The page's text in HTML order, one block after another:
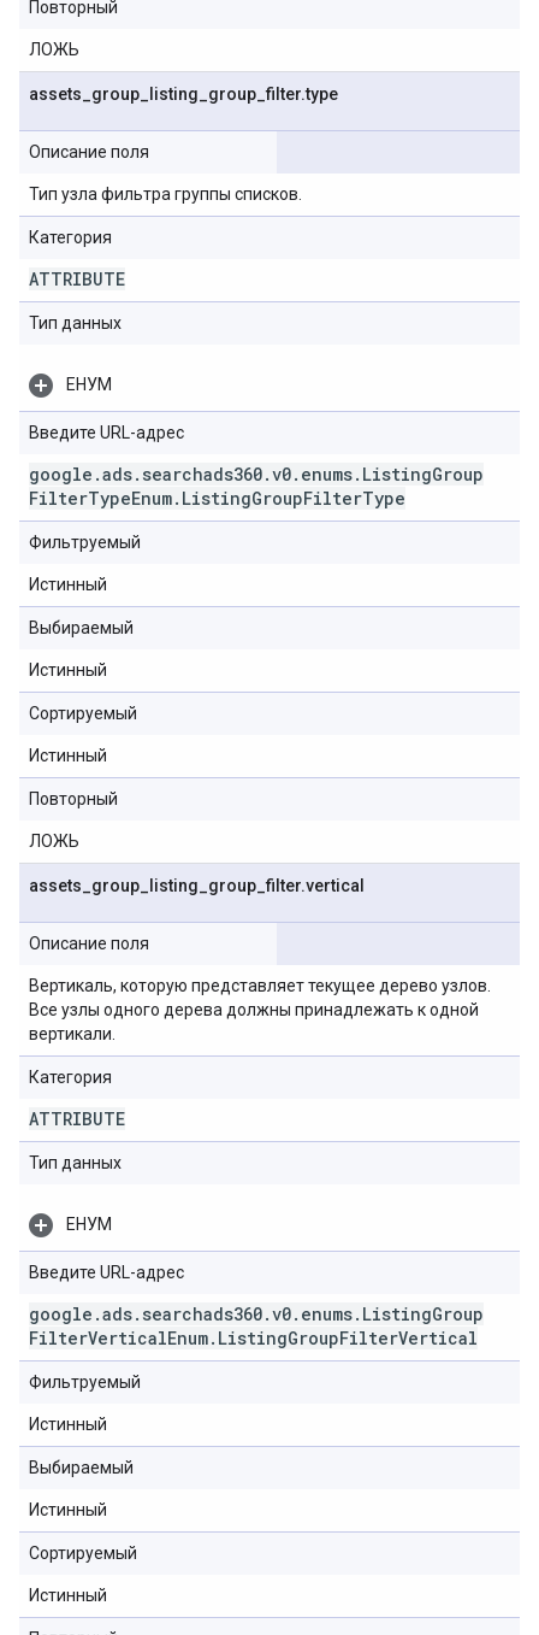
Повторный
ЛОЖЬ
assets group listing group _filter.type
Описание поля
Тип узла фильтра группы списков.
Категория
ATTRIBUTE
Тип данных
ЕНУМ
Введите URL-адрес
google .ads. searchads360.v0. enums. ListingGroup
FilterTypeEnum. ListingGroupFilterType
Фильтруемый
Истинный
Выбираемый
Истинный
Сортируемый
Истинный
Повторный
ЛОЖЬ
assets group listing group _filter.vertical
Описание поля
Вертикаль, которую представляет текущее дерево узлов.
Все узлы одного дерева должны принадлежать к одной
вертикали.
Категория
ATTRIBUTE
Тип данных
ЕНУМ
Введите URL-адрес
google .ads. searchads360.v0. enums. ListingGroup
FilterVerticalEnum. ListingGroupFilterVertical
Фильтруемый
Истинный
Выбираемый
Истинный
Сортируемый
Истинный